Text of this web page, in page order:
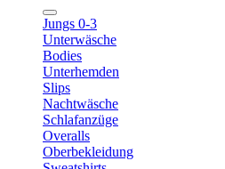
Jungs 0-3
Unterwäsche
Bodies
Unterhemden
Slips
Nachtwäsche
Schlafanzüge
Overalls
Oberbekleidung